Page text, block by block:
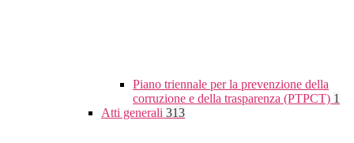
Piano triennale per la prevenzione della
corruzione e della trasparenza (PTPCT) 1
Atti generali 313